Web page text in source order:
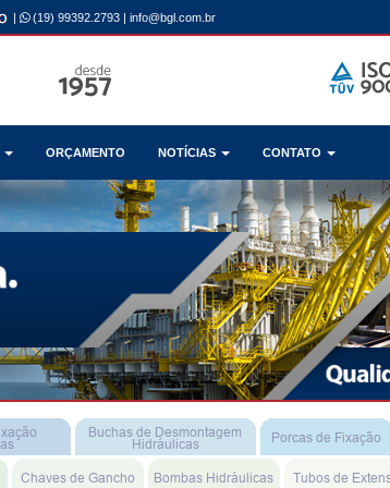
| (19) 99392.2793 | info@bgl.com.br
ORÇAMENTO NOTÍCIAS CONTATO